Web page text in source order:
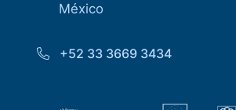
México
+52 33 3669 3434